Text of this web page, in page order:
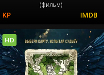
(фильм)
HD